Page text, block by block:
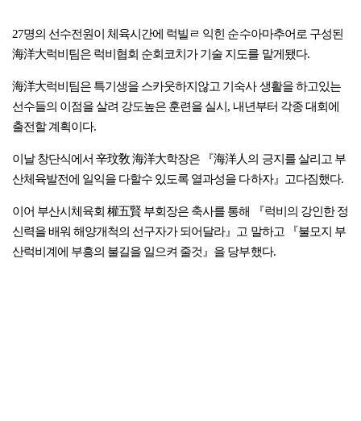
27명의 선수전원이 체육시간에 럭빌ㄹ 익힌 순수아마추어로 구성된
海洋大럭비팀은 럭비협회 순회코치가 기술 지도를 맡게됐다.
海洋大럭비팀은 특기생을 스카웃하지않고 기숙사 생활을 하고있는
선수들의 이점을 살려 강도높은 훈련을 실시, 내년부터 각종 대회에
출전할 계획이다.
이날 창단식에서 辛玟敎 海洋大학장은 『海洋人의 긍지를 살리고 부
산체육발전에 일익을 다할수 있도록 열과성을 다하자』고다짐했다.
이어 부산시체육회 權五賢 부회장은 축사를 통해 『럭비의 강인한 정
신력을 배워 해양개척의 선구자가 되어달라』고 말하고 『불모지 부
산럭비계에 부흥의 불길을 일으켜 줄것』을 당부했다.